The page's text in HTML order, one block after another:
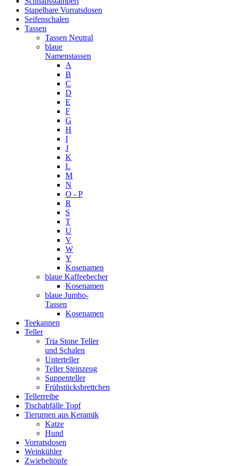
Stapelbare Vorratsdosen
Seifenschalen
Tassen
Tassen Neutral
blaue
Namenstassen
A
B
C
D
E
F
G
H
I
J
K
L
M
N
O - P
R
S
T
U
V
W
Y
Kosenamen
blaue Kaffeebecher
Kosenamen
blaue Jumbo-
Tassen
Kosenamen
Teekannen
Teller
Tria Stone Teller
und Schalen
Unterteller
Teller Steinzeug
Suppenteller
Frühstücksbrettchen
Tellerreibe
Tischabfälle Topf
Tierurnen aus Keramik
Katze
Hund
Vorratsdosen
Weinkühler
Zwiebeltöpfe